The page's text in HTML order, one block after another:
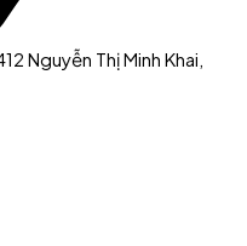
Nguyễn Thị Minh Khai,